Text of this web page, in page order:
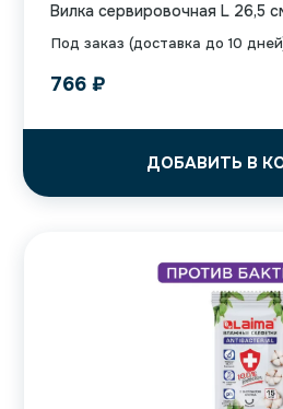
Под заказ (доставка до 10
Вилка сервировочная L 26,5
766 ₽
ДОБАВИТЬ В